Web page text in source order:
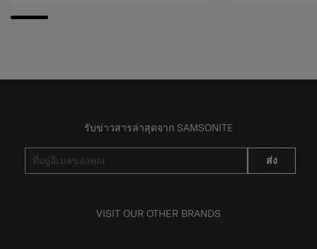
รับข่าวสารล่าสุดจาก SAMSONITE
ส่ง
VISIT OUR OTHER BRANDS